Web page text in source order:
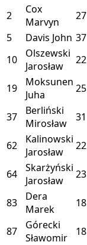
2
Cox
Marvyn
27
5
Davis John 37
10
Olszewski
Jarosław
22
19
Moksunen
Juha
25
37
Berliński
Mirosław
31
62
Kalinowski
Jarosław
22
64
Skarżyński
Jarosław
23
83
Dera
Marek
18
87
Górecki
Sławomir
18